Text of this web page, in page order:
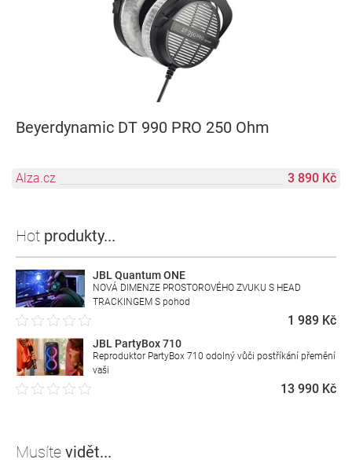
Beyerdynamic DT 990 PRO 250 Ohm
Alza.cz 3 890 Kč
Hot produkty...
JBL Quantum ONE
NOVÁ DIMENZE PROSTOROVÉHO ZVUKU S HEAD
TRACKINGEM S pohod
1 989 Kč
JBL PartyBox 710
Reproduktor PartyBox 710 odolný vůči postříkání přemění
vaši
13 990 Kč
Musíte vidět...